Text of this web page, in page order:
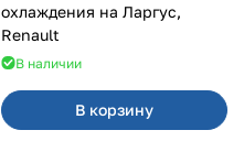
охлаждения на Ларгус,
Renault
В наличии
В корзину